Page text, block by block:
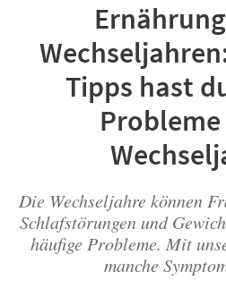
Tipps hast
Die Wechseljahre können
Schlafstörungen und
häufige Probleme. Mit
manche